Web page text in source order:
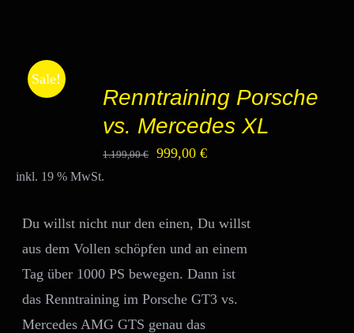
Sale!
DEN
WARENKORB
Renntraining Porsche
vs. Mercedes XL
1.199,00€
Ursprünglicher
1.199,00 €
999,00€Aktueller
999,00 €.
inkl. 19 % MwSt.
Du willst nicht nur den einen, Du willst
aus dem Vollen schöpfen und an einem
Tag über 1000 PS bewegen. Dann ist
das Renntraining im Porsche GT3 vs.
Mercedes AMG GTS genau das